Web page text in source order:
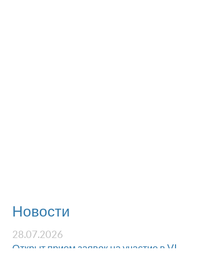
Новости
28.07.2026
Открыт прием заявок на участие в VI